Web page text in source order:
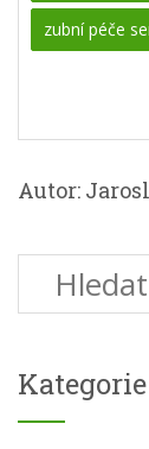
zubní péče
Autor:
Kategorie